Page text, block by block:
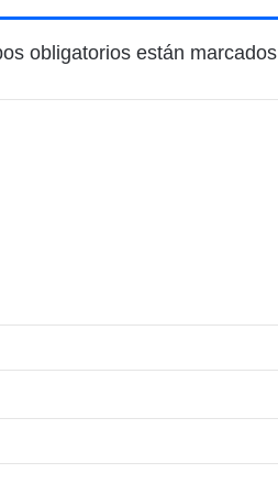
obligatorios están marcados